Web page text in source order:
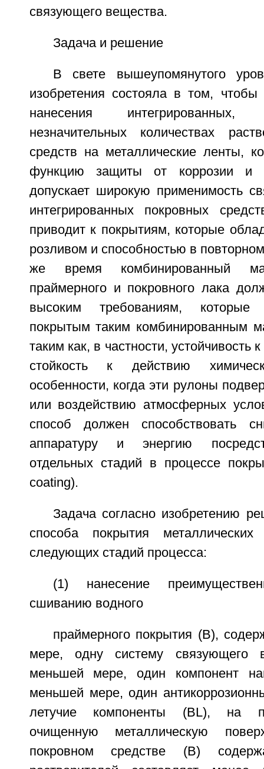
связующего вещества.
Задача и решение
В свете вышеупомянутого
изобретения состояла в том, чтобы
нанесения
незначительных количествах
средств на металлические ленты,
функцию защиты от коррозии и
допускает широкую применимость
интегрированных покровных
приводит к покрытиям, которые
розливом и способностью в
же время комбинированный
праймерного и покровного лака
высоким требованиям, которые
покрытым таким комбинированным
таким как, в частности, устойчивость
стойкость к действию
особенности, когда эти рулоны
или воздействию атмосферных
способ должен способствовать
аппаратуру и энергию
отдельных стадий в процессе
coating).
Задача согласно изобретению
способа покрытия
следующих стадий процесса:
(1) нанесение
сшиванию водного
праймерного покрытия (В),
мере, одну систему
меньшей мере, один компонент
меньшей мере, один
летучие компоненты (BL), на
очищенную металлическую
покровном средстве (В)